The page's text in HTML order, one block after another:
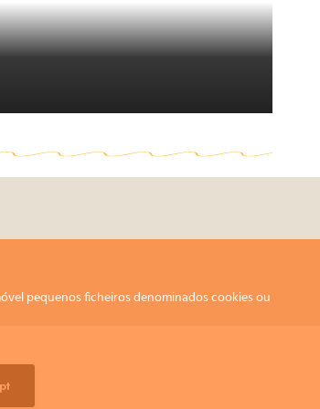
pequenos ficheiros denominados cookies ou